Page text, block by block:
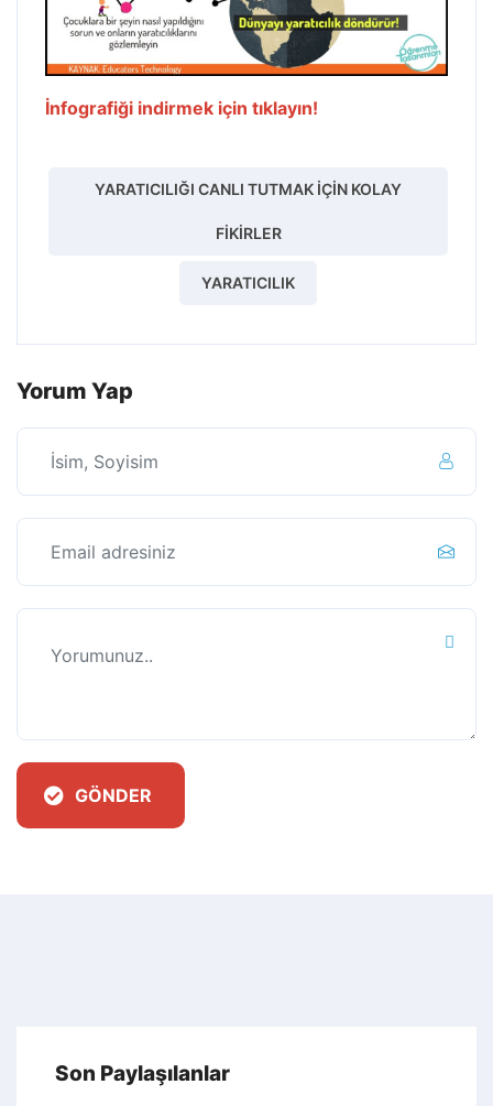
İnfografiği indirmek için tıklayın!
YARATICILIĞI CANLI TUTMAK İÇIN KOLAY
FIKIRLER
YARATICILIK
Yorum Yap
GÖNDER
Son Paylaşılanlar